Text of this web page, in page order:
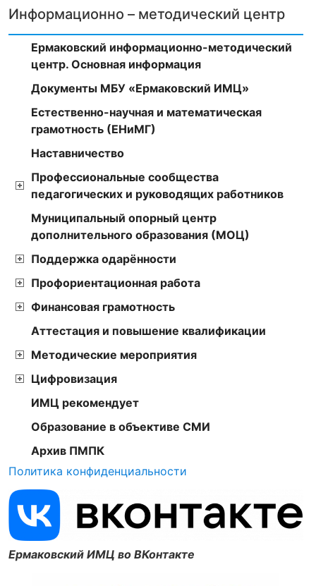
Информационно – методический центр
Ермаковский информационно-методический
центр. Основная информация
Документы МБУ «Ермаковский ИМЦ»
Естественно-научная и математическая
грамотность (ЕНиМГ)
Наставничество
Профессиональные сообщества
педагогических и руководящих работников
Муниципальный опорный центр
дополнительного образования (МОЦ)
Поддержка одарённости
Профориентационная работа
Финансовая грамотность
Аттестация и повышение квалификации
Методические мероприятия
Цифровизация
ИМЦ рекомендует
Образование в объективе СМИ
Архив ПМПК
Политика конфиденциальности
Ермаковский ИМЦ во ВКонтакте